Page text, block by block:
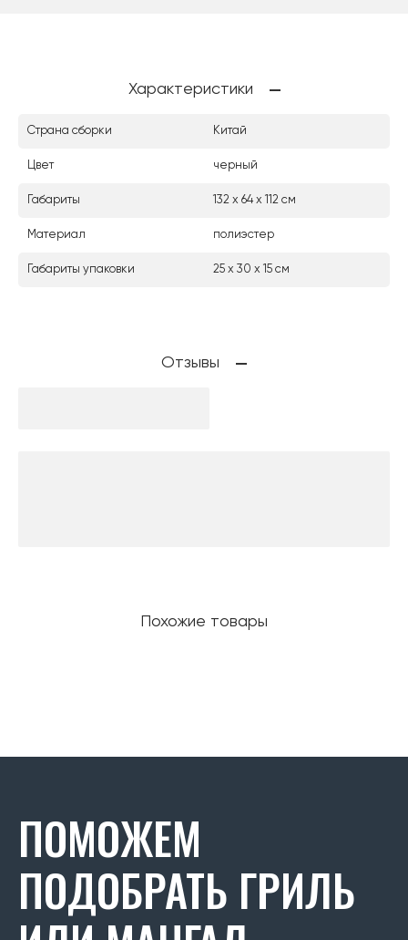
Характеристики
Страна сборки Китай
Цвет черный
Габариты 132 х 64 х 112 см
Материал полиэстер
Габариты упаковки 25 х 30 х 15 см
Отзывы
Похожие товары
ПОМОЖЕМ
ПОДОБРАТЬ ГРИЛЬ